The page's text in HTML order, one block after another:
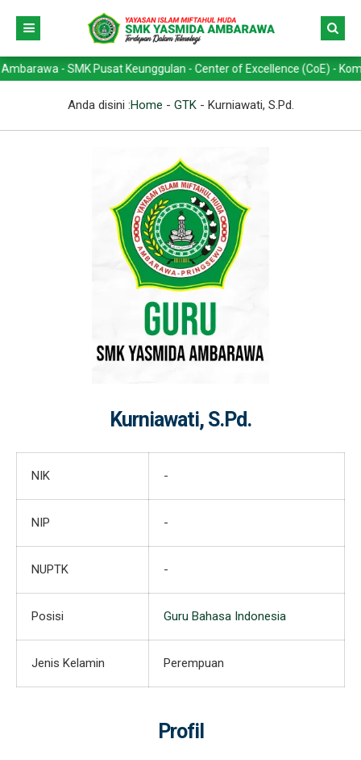
- SMK Pusat Keunggulan - Center of Excellence (CoE) -
Anda disini :Home - GTK- Kurniawati, S.Pd.
Kurniawati, S.Pd.
NIK -
NIP -
NUPTK -
Posisi Guru Bahasa Indonesia
Jenis Kelamin Perempuan
Profil